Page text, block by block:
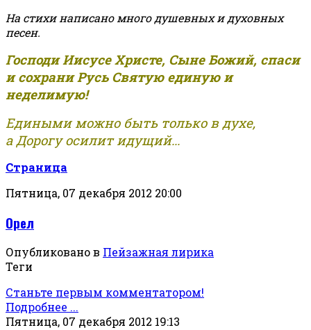
На стихи написано много душевных и духовных
песен.
Господи Иисусе Христе, Сыне Божий, спаси
и сохрани Русь Святую единую и
неделимую!
Едиными можно быть только в духе,
а Дорогу осилит идущий...
Страница
Пятница, 07 декабря 2012 20:00
Орел
Опубликовано в Пейзажная лирика
Теги
Станьте первым комментатором!
Подробнее ...
Пятница, 07 декабря 2012 19:13